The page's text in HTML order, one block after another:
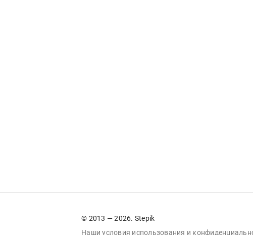
© 2013 — 2026. Stepik
Наши условия использования и